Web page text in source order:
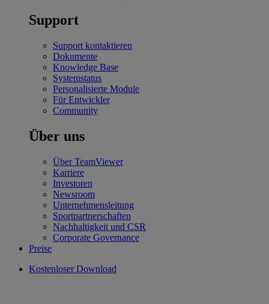
Support
Support kontaktieren
Dokumente
Knowledge Base
Systemstatus
Personalisierte Module
Für Entwickler
Community
Über uns
Über TeamViewer
Karriere
Investoren
Newsroom
Unternehmensleitung
Sportpartnerschaften
Nachhaltigkeit und CSR
Corporate Governance
Preise
Kostenloser Download